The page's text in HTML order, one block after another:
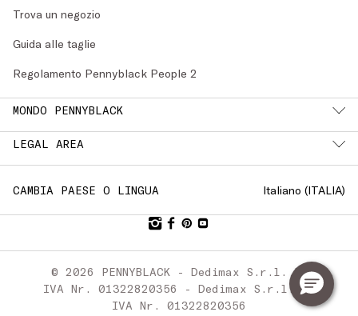
Trova un negozio
Guida alle taglie
Regolamento Pennyblack People 2
MONDO PENNYBLACK
LEGAL AREA
CAMBIA PAESE O LINGUA Italiano (ITALIA)
© 2026 PENNYBLACK - Dedimax S.r.l. P.
IVA Nr. 01322820356 - Dedimax S.r.l. P.
IVA Nr. 01322820356